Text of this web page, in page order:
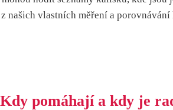
našich vlastních měření a porovnávání
pomáhají a kdy je